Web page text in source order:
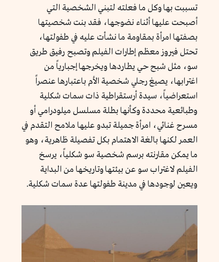
تسببت بها وكل ما فعلته لتبني الشخصية التي
أصبحت عليها أثناء نضوجها، فقد بنت شخصيتها
بصفتها امرأة بمقاومة ما نشأت عليه في طفولتها،
تحتل فيروز معظم إطارات الفيلم وتصبح رفيق طريق
سو، مثل شبح حي يطاردها ويخرجها إجبارياً من
اغترابها، يصيغ رجلي شخصية الأم باعتبارها عنصراً
استعراضياً، سيدة أرستقراطية ذات سمات شكلية
وطبائعية محددة وكأنها بطلة مسلسل ميلودرامي أو
مسرح غنائي، امرأة جميلة تبدو عليها ملامح التقدم في
العمر لكنها بالغة الاهتمام بكل تفصيلة ظاهرية، وهو
ما يمكن مقارنته برسم شخصية سو شكلياً، يرسخ
الفيلم لاغتراب سو عن بيئتها وتاريخها من البداية
ويعين لوجودها في مدينة طفولتها عدة سمات شكلية.